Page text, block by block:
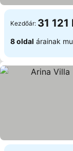
Kezdőár: 31 121
8 oldal árainak